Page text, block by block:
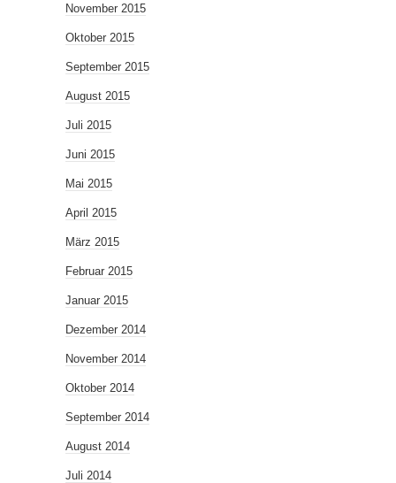
November 2015
Oktober 2015
September 2015
August 2015
Juli 2015
Juni 2015
Mai 2015
April 2015
März 2015
Februar 2015
Januar 2015
Dezember 2014
November 2014
Oktober 2014
September 2014
August 2014
Juli 2014